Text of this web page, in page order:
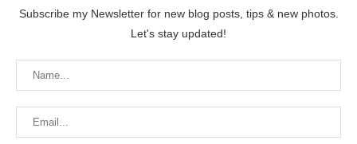
Subscribe my Newsletter for new blog posts, tips & new photos.
Let's stay updated!